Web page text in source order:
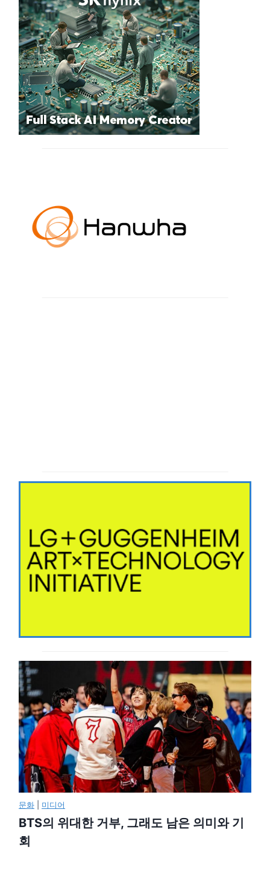
문화 미디어
BTS의 위대한 거부, 그래도 남은 의미와 기
회